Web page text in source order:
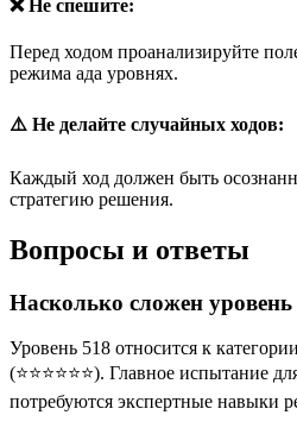
❌ Не спешите:
Перед ходом проанализируйте
режима ада уровнях.
⚠️ Не делайте случайных ходов:
Каждый ход должен быть
стратегию решения.
Вопросы и ответы
Насколько сложен уровень
Уровень 518 относится к
(⭐⭐⭐⭐⭐⭐). Главное испытание
потребуются экспертные навыки